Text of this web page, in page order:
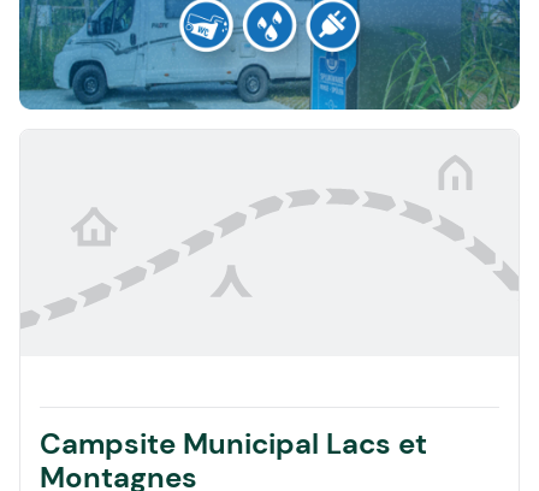
Campsite Municipal Lacs et
Montagnes